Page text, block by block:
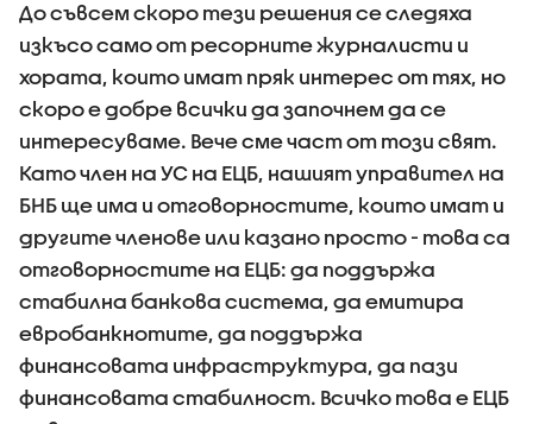
До съвсем скоро тези решения се следяха
изкъсо само от ресорните журналисти и
хората, които имат пряк интерес от тях, но
скоро е добре всички да започнем да се
интересуваме. Вече сме част от този свят.
Като член на УС на ЕЦБ, нашият управител на
БНБ ще има и отговорностите, които имат и
другите членове или казано просто - това са
отговорностите на ЕЦБ: да поддържа
стабилна банкова система, да емитира
евробанкнотите, да поддържа
финансовата инфраструктура, да пази
финансовата стабилност. Всичко това е ЕЦБ